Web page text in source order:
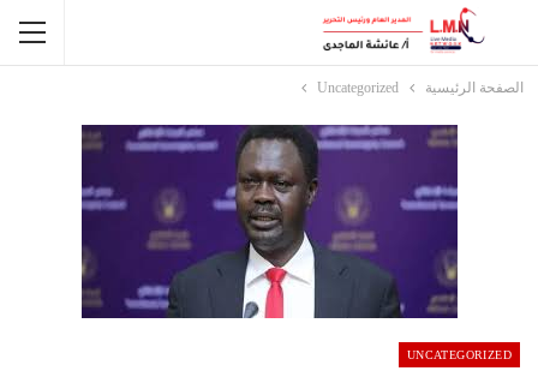
الصفحة الرئيسية Uncategorized
UNCATEGORIZED